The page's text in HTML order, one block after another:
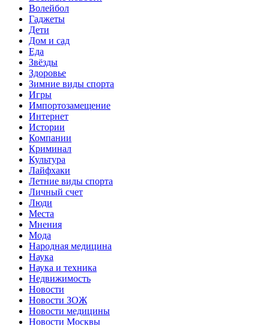
Волейбол
Гаджеты
Дети
Дом и сад
Еда
Звёзды
Здоровье
Зимние виды спорта
Игры
Импортозамещение
Интернет
Истории
Компании
Криминал
Культура
Лайфхаки
Летние виды спорта
Личный счет
Люди
Места
Мнения
Мода
Народная медицина
Наука
Наука и техника
Недвижимость
Новости
Новости ЗОЖ
Новости медицины
Новости Москвы